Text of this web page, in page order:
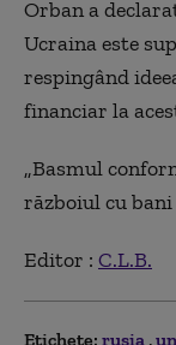
Orban a
Ucraina este
respingând
financiar la
„Basmul
războiul cu
Editor : C.L.B.
Etichete: rusia